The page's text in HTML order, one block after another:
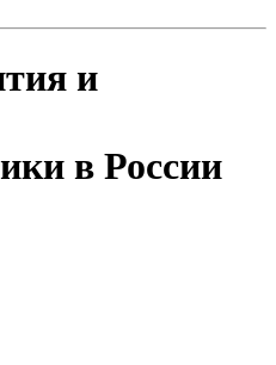
и
в России